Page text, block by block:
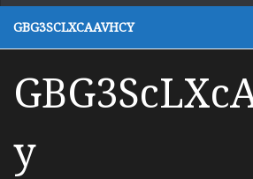
GBG3SCLXCAAVHCY
y